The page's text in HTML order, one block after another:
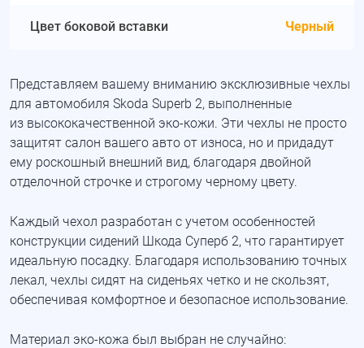
Цвет боковой вставки Черный
Представляем вашему вниманию эксклюзивные чехлы
для автомобиля Skoda Superb 2, выполненные
из высококачественной эко-кожи. Эти чехлы не просто
защитят салон вашего авто от износа, но и придадут
ему роскошный внешний вид, благодаря двойной
отделочной строчке и строгому черному цвету.
Каждый чехол разработан с учетом особенностей
конструкции сидений Шкода Суперб 2, что гарантирует
идеальную посадку. Благодаря использованию точных
лекал, чехлы сидят на сиденьях четко и не скользят,
обеспечивая комфортное и безопасное использование.
Материал эко-кожа был выбран не случайно: